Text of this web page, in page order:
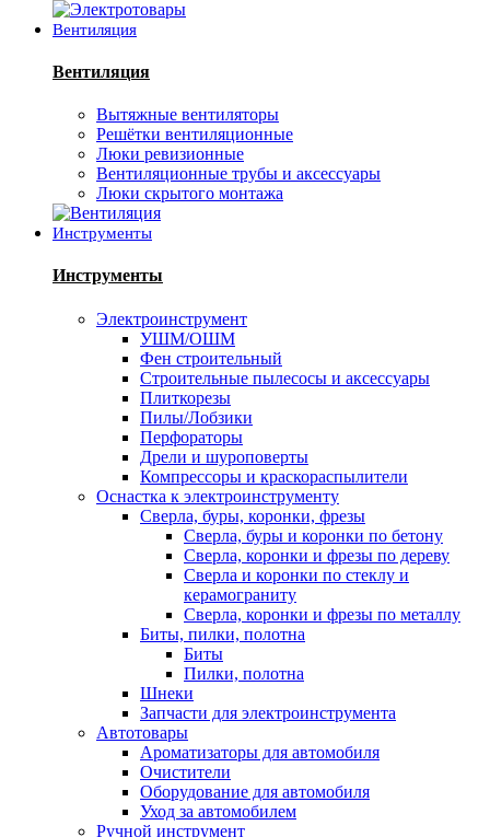
Вентиляция
Вентиляция
Вытяжные вентиляторы
Решётки вентиляционные
Люки ревизионные
Вентиляционные трубы и аксессуары
Люки скрытого монтажа
Инструменты
Инструменты
Электроинструмент
УШМ/ОШМ
Фен строительный
Строительные пылесосы и аксессуары
Плиткорезы
Пилы/Лобзики
Перфораторы
Дрели и шуроповерты
Компрессоры и краскораспылители
Оснастка к электроинструменту
Сверла, буры, коронки, фрезы
Сверла, буры и коронки по бетону
Сверла, коронки и фрезы по дереву
Сверла и коронки по стеклу и
керамограниту
Сверла, коронки и фрезы по металлу
Биты, пилки, полотна
Биты
Пилки, полотна
Шнеки
Запчасти для электроинструмента
Автотовары
Ароматизаторы для автомобиля
Очистители
Оборудование для автомобиля
Уход за автомобилем
Ручной инструмент